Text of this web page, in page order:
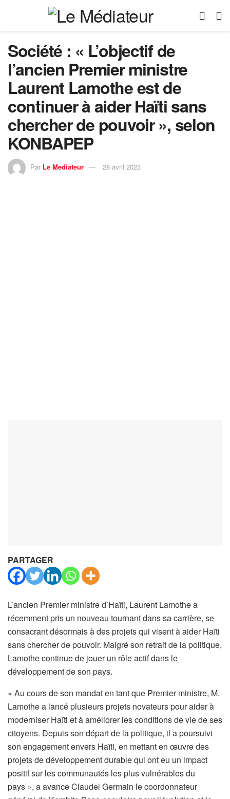
Société : « L’objectif de
l’ancien Premier ministre
Laurent Lamothe est de
continuer à aider Haïti sans
chercher de pouvoir », selon
KONBAPEP
Par Le Mediateur 28 avril 2023
PARTAGER
L’ancien Premier ministre d’Haïti, Laurent Lamothe a
récemment pris un nouveau tournant dans sa carrière, se
consacrant désormais à des projets qui visent à aider Haïti
sans chercher de pouvoir. Malgré son retrait de la politique,
Lamothe continue de jouer un rôle actif dans le
développement de son pays.
« Au cours de son mandat en tant que Premier ministre, M.
Lamothe a lancé plusieurs projets novateurs pour aider à
moderniser Haïti et à améliorer les conditions de vie de ses
citoyens. Depuis son départ de la politique, il a poursuivi
son engagement envers Haïti, en mettant en œuvre des
projets de développement durable qui ont eu un impact
positif sur les communautés les plus vulnérables du
pays », a avance Claudel Germain le coordonnateur